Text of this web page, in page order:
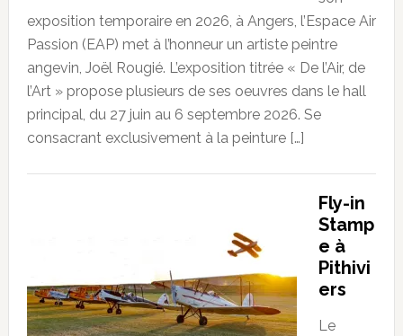
exposition temporaire en 2026, à Angers, l’Espace Air
Passion (EAP) met à l’honneur un artiste peintre
angevin, Joël Rougié. L’exposition titrée « De l’Air, de
l’Art » propose plusieurs de ses oeuvres dans le hall
principal, du 27 juin au 6 septembre 2026. Se
consacrant exclusivement à la peinture […]
Fly-in
Stamp
e à
Pithivi
ers
Le